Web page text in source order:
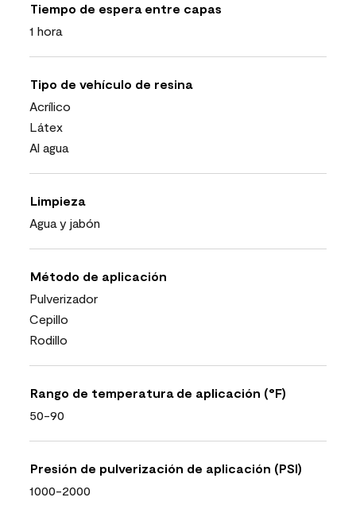
Tiempo de espera entre capas
1 hora
Tipo de vehículo de resina
Acrílico
Látex
Al agua
Limpieza
Agua y jabón
Método de aplicación
Pulverizador
Cepillo
Rodillo
Rango de temperatura de aplicación (°F)
50-90
Presión de pulverización de aplicación (PSI)
1000-2000